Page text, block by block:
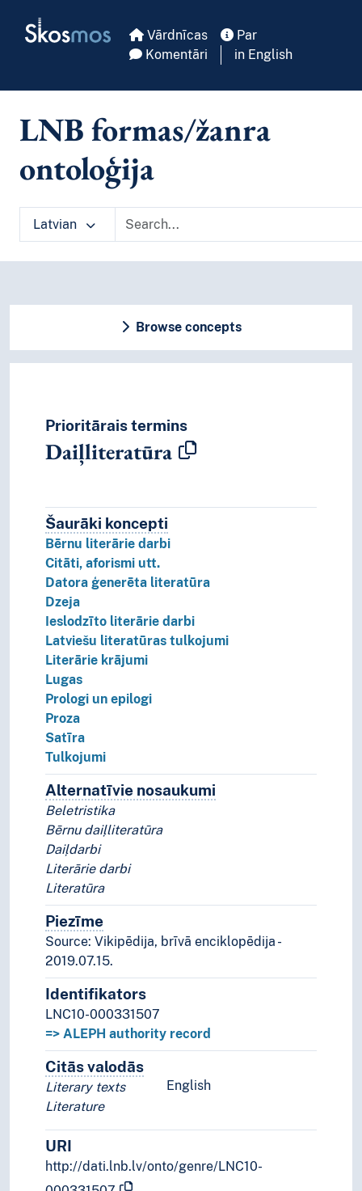
Skosmos Vārdnīcas
Par
Komentāri
in English
LNB formas/žanra
ontoloģija
Latvian
Browse concepts
Prioritārais termins
Daiļliteratūra
Šaurāki koncepti
Bērnu literārie darbi
Citāti, aforismi utt.
Datora ģenerēta literatūra
Dzeja
Ieslodzīto literārie darbi
Latviešu literatūras tulkojumi
Literārie krājumi
Lugas
Prologi un epilogi
Proza
Satīra
Tulkojumi
Alternatīvie nosaukumi
Beletristika
Bērnu daiļliteratūra
Daiļdarbi
Literārie darbi
Literatūra
PiezīmePiezīmes
Source: Vikipēdija, brīvā enciklopēdija -
2019.07.15.
Identifikators
LNC10-000331507
=> ALEPH authority record
Citās valodāsTermini šim konceptam citās
English
Literary texts
Literature
URI
http://dati.lnb.lv/onto/genre/LNC10-